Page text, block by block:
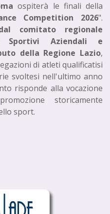
ospiterà le finali della
Competition 2026".
comitato regionale
Sportivi Aziendali e
della Regione Lazio,
di atleti qualificatisi
svoltesi nell'ultimo anno
risponde alla vocazione
storicamente
sport.